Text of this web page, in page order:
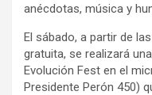
anécdotas, música y
El sábado, a partir de
gratuita, se realizará
Evolución Fest en el
Presidente Perón 450)